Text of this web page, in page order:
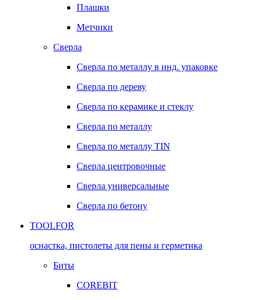
Плашки
Метчики
Сверла
Сверла по металлу в инд. упаковке
Сверла по дереву
Сверла по керамике и стеклу
Сверла по металлу
Сверла по металлу TIN
Сверла центровочные
Сверла универсальные
Сверла по бетону
TOOLFOR
оснастка, пистолеты для пены и герметика
Биты
COREBIT